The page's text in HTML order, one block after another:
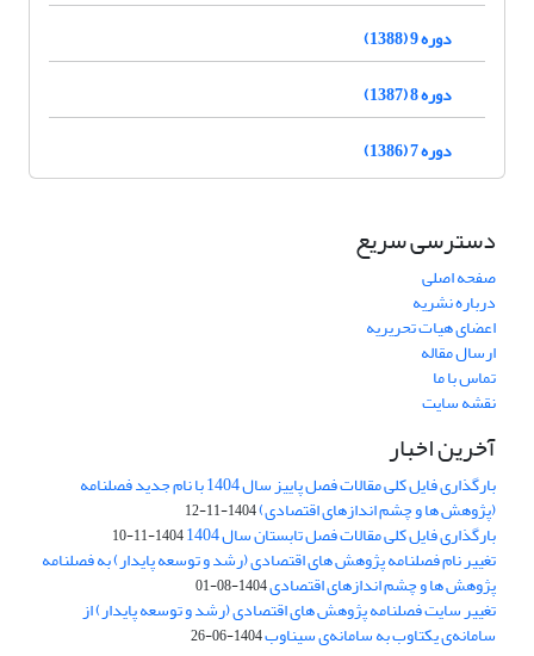
دوره 9 (1388)
دوره 8 (1387)
دوره 7 (1386)
دسترسی سریع
صفحه اصلی
درباره نشریه
اعضای هیات تحریریه
ارسال مقاله
تماس با ما
نقشه سایت
آخرین اخبار
بارگذاری فایل کلی مقالات فصل پاییز سال 1404 با نام جدید فصلنامه
(پژوهش ها و چشم اندازهای اقتصادی)1404-11-12
بارگذاری فایل کلی مقالات فصل تابستان سال 1404 1404-11-10
تغییر نام فصلنامه پژوهش های اقتصادی (رشد و توسعه پایدار) به فصلنامه
پژوهش ها و چشم اندازهای اقتصادی1404-08-01
تغییر سایت فصلنامه پژوهش های اقتصادی (رشد و توسعه پایدار) از
سامانه‌ی یکتاوب به سامانه‌ی سیناوب1404-06-26